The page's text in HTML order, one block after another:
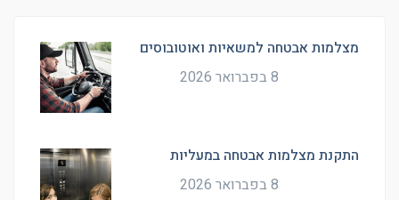
מצלמות אבטחה למשאיות ואוטובוסים
8 בפברואר 2026
התקנת מצלמות אבטחה במעליות
8 בפברואר 2026